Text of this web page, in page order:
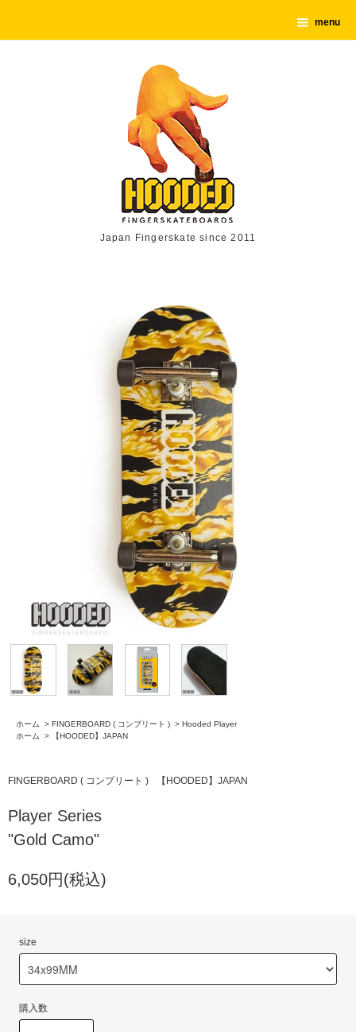
menu
Japan Fingerskate since 2011
ホーム > FINGERBOARD ( コンプリート ) > Hooded Player
ホーム
> 【HOODED】JAPAN
FINGERBOARD ( コンプリート ) 【HOODED】JAPAN
Player Series
"Gold Camo"
6,050円(税込)
size
購入数